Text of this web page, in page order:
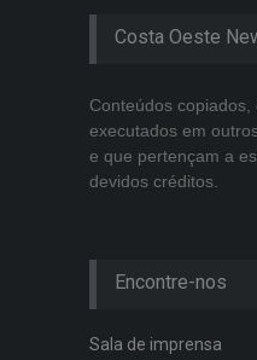
Costa Oeste
Conteúdos
executados em
e que pertençam a
devidos créditos.
Encontre-nos
Sala de imprensa